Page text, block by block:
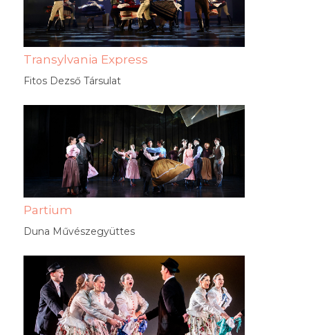
Transylvania Express
Fitos Dezső Társulat
Partium
Duna Művészegyüttes